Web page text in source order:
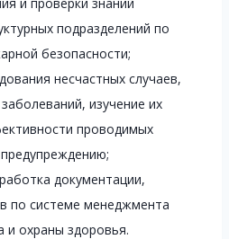
подразделений по
безопасности;
несчастных случаев,
изучение их
проводимых
документации,
по системе менеджмента
и охраны здоровья.